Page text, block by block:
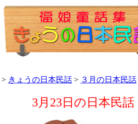
> きょうの日本民話 > ３月の日本民話
3月23日の日本民話